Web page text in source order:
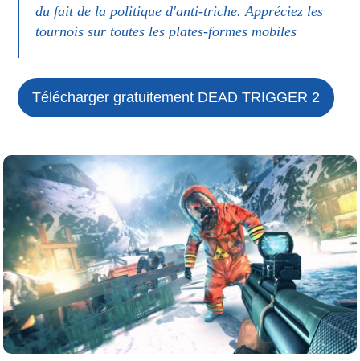
du fait de la politique d'anti-triche. Appréciez les
tournois sur toutes les plates-formes mobiles
Télécharger gratuitement DEAD TRIGGER 2